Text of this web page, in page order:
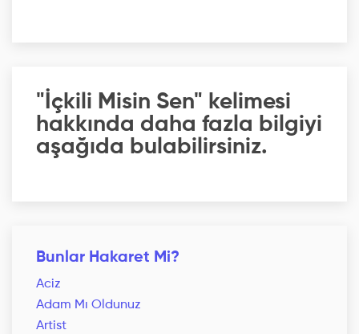
"İçkili Misin Sen" kelimesi
hakkında daha fazla bilgiyi
aşağıda bulabilirsiniz.
Bunlar Hakaret Mi?
Aciz
Adam Mı Oldunuz
Artist